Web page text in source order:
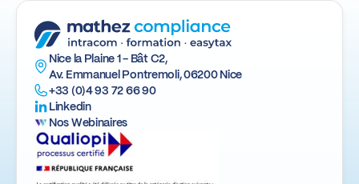
Nice la Plaine 1 - Bât C2,
Av. Emmanuel Pontremoli, 06200 Nice
+33 (0)4 93 72 66 90
Linkedin
Nos Webinaires